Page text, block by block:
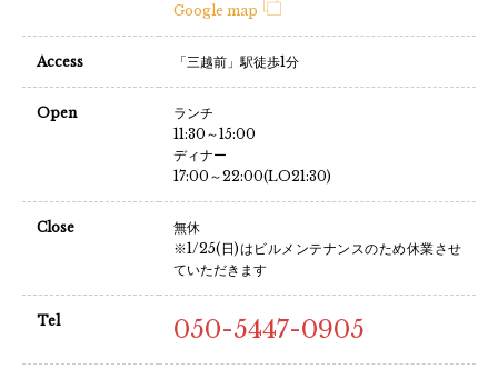
Google map
Access 「三越前」駅徒歩1分
Open
ランチ
11:30～15:00
ディナー
17:00～22:00(LO21:30)
Close
無休
※1/25(日)はビルメンテナンスのため休業させ
ていただきます
Tel 050-5447-0905